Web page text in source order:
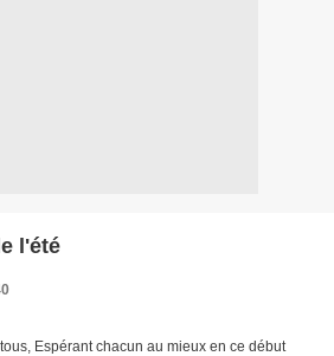
l'été
Espérant chacun au mieux en ce début